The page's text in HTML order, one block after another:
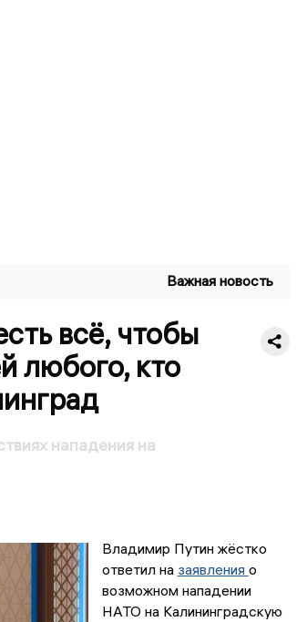
Важная новость
всё, чтобы
любого, кто
нападения на
Владимир Путин жёстко
ответил на заявления о
возможном нападении
НАТО на Калининградскую